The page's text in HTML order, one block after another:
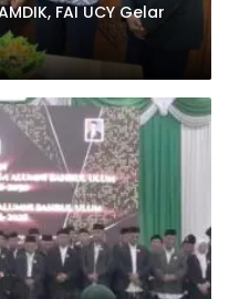
FAI UCY Gelar